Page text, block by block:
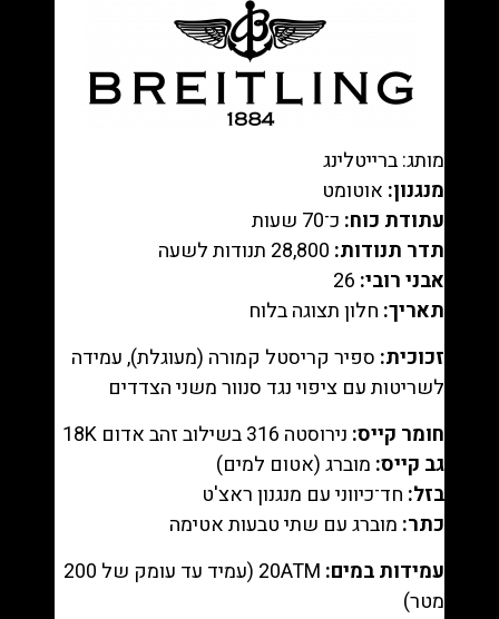
Black
Aero
Classic
rubber
רפליקה
(העתק)
מק"ט
98803406
מותג: ברייטלינג
מנגנון: אוטומט
עתודת כוח: כ־70 שעות
תדר תנודות:
אבני רובי:
תאריך: חלון תצוגה בלוח
זכוכית: ספיר קריסטל קמורה (מעוגלת), עמידה
לשריטות עם ציפוי נגד סנוור משני הצדדים
חומר קייס: נירוסטה 316 בשילוב זהב אדום 18K
גב קייס: מוברג (אטום למים)
בזל: חד־כיווני עם מנגנון ראצ'ט
כתר: מוברג עם שתי טבעות אטימה
עמידות במים:
20ATM (עמיד עד עומק של 200
מטר)